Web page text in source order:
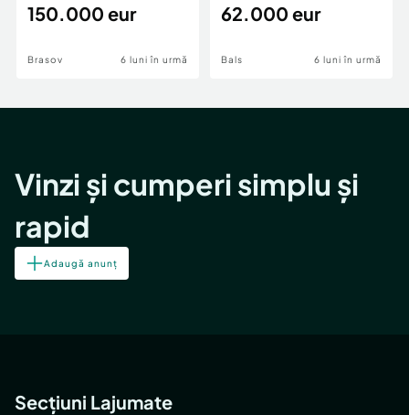
teren,deschidere Pia
150.000 eur
Brasov 6 luni în urmă
Periferie
62.000 eur
Bals 6 luni în urmă
Vinzi și cumperi simplu și
rapid
Adaugă anunț
Secțiuni Lajumate